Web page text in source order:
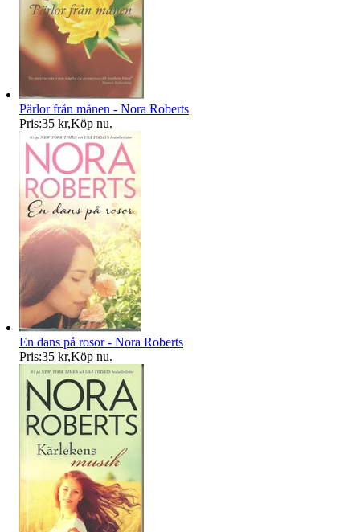
Pärlor från månen - Nora Roberts
Pris:35 kr,Köp nu.
En dans på rosor - Nora Roberts
Pris:35 kr,Köp nu.